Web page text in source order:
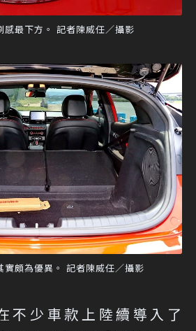
最下方。 記者陳威任／攝影
頗為優異。 記者陳威任／攝影
不少車款上陸續導入了